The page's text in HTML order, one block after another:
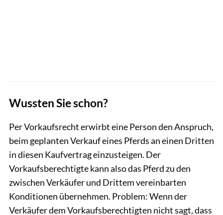
Wussten Sie schon?
Per Vorkaufsrecht erwirbt eine Person den Anspruch,
beim geplanten Verkauf eines Pferds an einen Dritten
in diesen Kaufvertrag einzusteigen. Der
Vorkaufsberechtigte kann also das Pferd zu den
zwischen Verkäufer und Drittem vereinbarten
Konditionen übernehmen. Problem: Wenn der
Verkäufer dem Vorkaufsberechtigten nicht sagt, dass